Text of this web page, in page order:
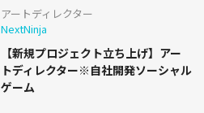
アートディレクター
NextNinja
【新規プロジェクト立ち上げ】アー
トディレクター※自社開発ソーシャル
ゲーム